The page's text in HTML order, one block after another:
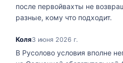
после первойвахты не
разные, кому что подходит.
Коля3 июня 2026 г.
В Русолово условия вполне